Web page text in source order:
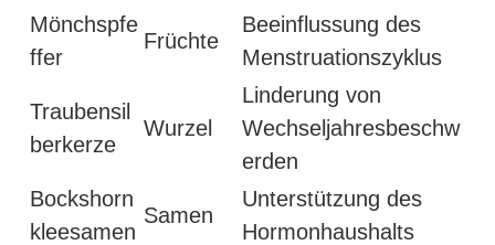
Mönchspfe
ffer
Früchte
Beeinflussung des
Menstruationszyklus
Traubensil
berkerze
Wurzel
Linderung von
Wechseljahresbeschw
erden
Bockshorn
kleesamen
Samen
Unterstützung des
Hormonhaushalts